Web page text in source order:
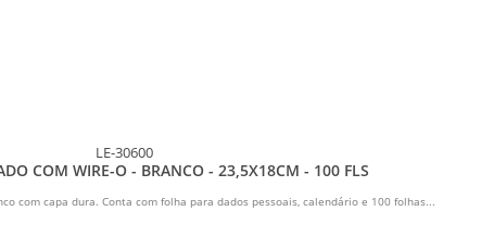
LE-30600
COM WIRE-O - BRANCO - 23,5X18CM - 100 FLS
com capa dura. Conta com folha para dados pessoais, calendário e 100 folhas...